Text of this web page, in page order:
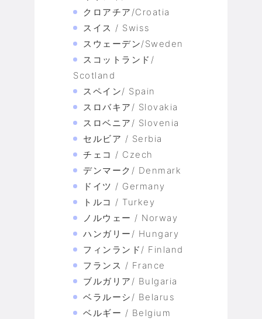
クロアチア/Croatia
スイス / Swiss
スウェーデン/Sweden
スコットランド/
Scotland
スペイン/ Spain
スロバキア/ Slovakia
スロベニア/ Slovenia
セルビア / Serbia
チェコ / Czech
デンマーク/ Denmark
ドイツ / Germany
トルコ / Turkey
ノルウェー / Norway
ハンガリー/ Hungary
フィンランド/ Finland
フランス / France
ブルガリア/ Bulgaria
ベラルーシ/ Belarus
ベルギー / Belgium